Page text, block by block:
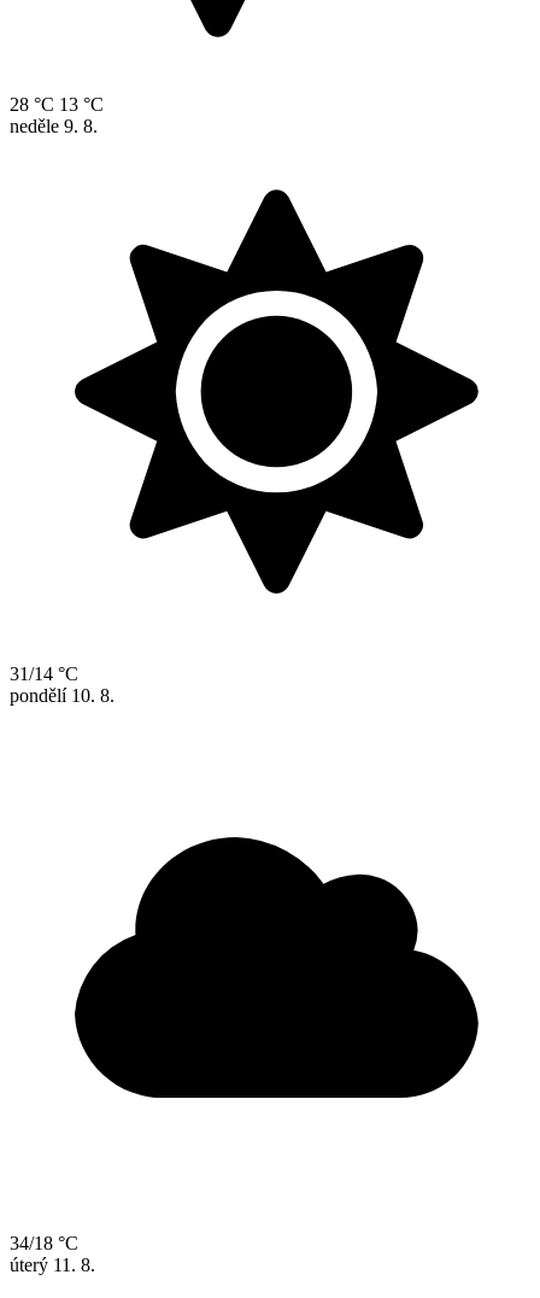
28 °C 13 °C
neděle 9. 8.
31/14 °C
pondělí 10. 8.
34/18 °C
úterý 11. 8.